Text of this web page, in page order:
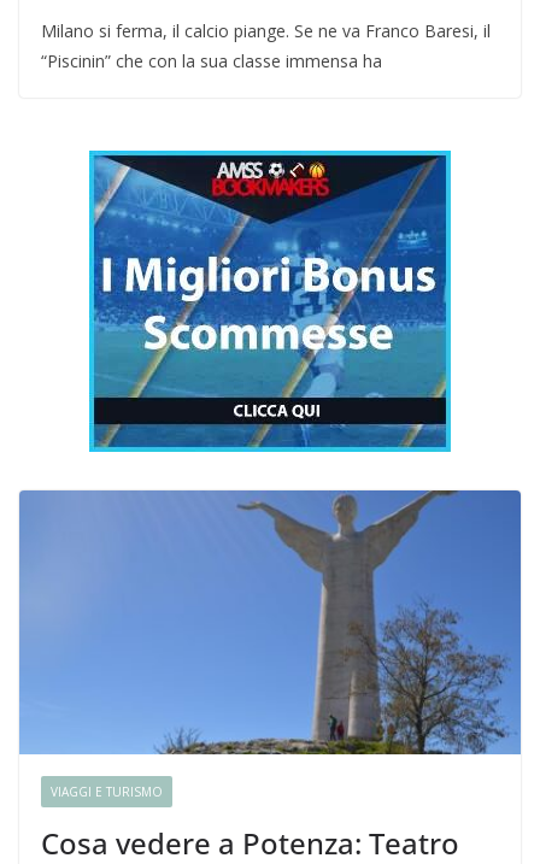
Milano si ferma, il calcio piange. Se ne va Franco Baresi, il
“Piscinin” che con la sua classe immensa ha
VIAGGI E TURISMO
Cosa vedere a Potenza: Teatro